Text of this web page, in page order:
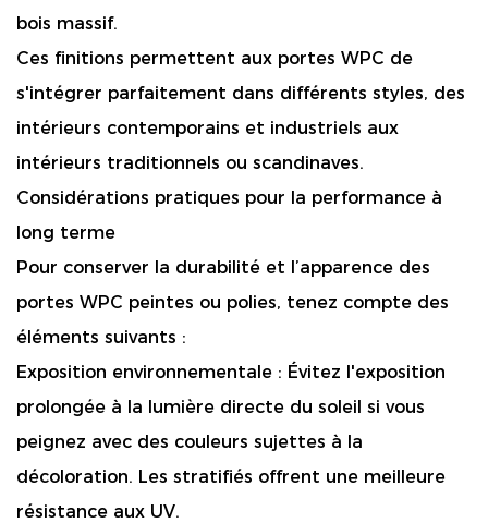
bois massif.
Ces finitions permettent aux portes WPC de
s'intégrer parfaitement dans différents styles, des
intérieurs contemporains et industriels aux
intérieurs traditionnels ou scandinaves.
Considérations pratiques pour la performance à
long terme
Pour conserver la durabilité et l’apparence des
portes WPC peintes ou polies, tenez compte des
éléments suivants :
Exposition environnementale : Évitez l'exposition
prolongée à la lumière directe du soleil si vous
peignez avec des couleurs sujettes à la
décoloration. Les stratifiés offrent une meilleure
résistance aux UV.